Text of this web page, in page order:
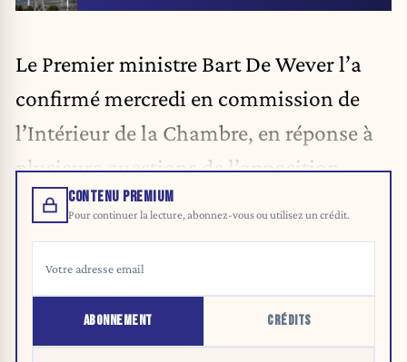
Le Premier ministre Bart De Wever l’a
confirmé mercredi en commission de
l’Intérieur de la Chambre, en réponse à
plusieurs questions de l’opposition.
CONTENU PREMIUM
Pour continuer la lecture, abonnez-vous ou utilisez un crédit.
ABONNEMENT CRÉDITS